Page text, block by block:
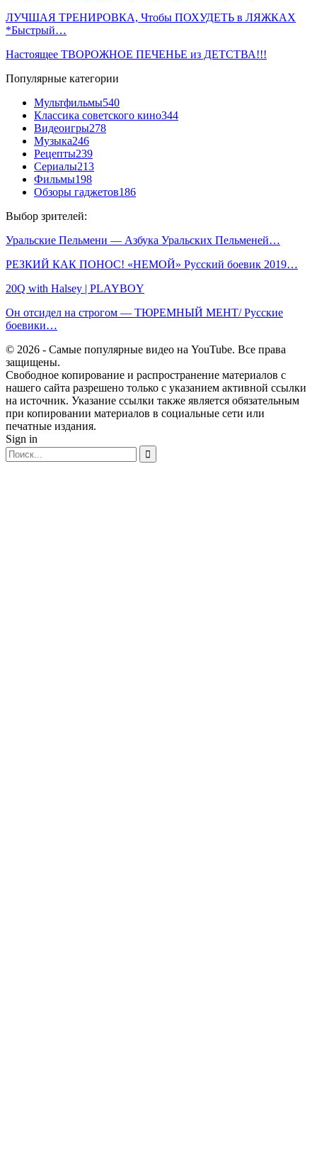
ЛУЧШАЯ ТРЕНИРОВКА, Чтобы ПОХУДЕТЬ в ЛЯЖКАХ
*Быстрый…
Настоящее ТВОРОЖНОЕ ПЕЧЕНЬЕ из ДЕТСТВА!!!
Популярные категории
Мультфильмы540
Классика советского кино344
Видеоигры278
Музыка246
Рецепты239
Сериалы213
Фильмы198
Обзоры гаджетов186
Выбор зрителей:
Уральские Пельмени — Азбука Уральских Пельменей…
РЕЗКИЙ КАК ПОНОС! «НЕМОЙ» Русский боевик 2019…
20Q with Halsey | PLAYBOY
Он отсидел на строгом — ТЮРЕМНЫЙ МЕНТ/ Русские
боевики…
© 2026 - Самые популярные видео на YouTube. Все права
защищены.
Свободное копирование и распространение материалов с
нашего сайта разрешено только с указанием активной ссылки
на источник. Указание ссылки также является обязательным
при копировании материалов в социальные сети или
печатные издания.
Sign in